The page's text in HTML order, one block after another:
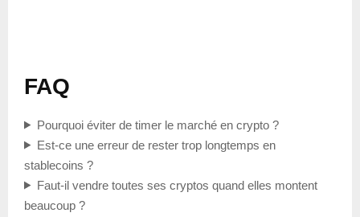
FAQ
Pourquoi éviter de timer le marché en crypto ?
Est-ce une erreur de rester trop longtemps en
stablecoins ?
Faut-il vendre toutes ses cryptos quand elles montent
beaucoup ?